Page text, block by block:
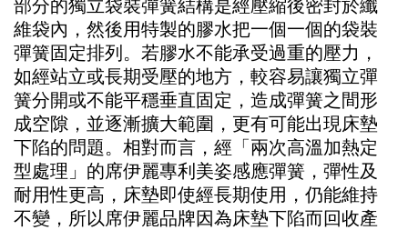
部分的獨立袋裝彈簧結構是經壓縮後密封於纖
維袋內，然後用特製的膠水把一個一個的袋裝
彈簧固定排列。若膠水不能承受過重的壓力，
如經站立或長期受壓的地方，較容易讓獨立彈
簧分開或不能平穩垂直固定，造成彈簧之間形
成空隙，並逐漸擴大範圍，更有可能出現床墊
下陷的問題。相對而言，經「兩次高溫加熱定
型處理」的席伊麗專利美姿感應彈簧，彈性及
耐用性更高，床墊即使經長期使用，仍能維持
不變，所以席伊麗品牌因為床墊下陷而回收產